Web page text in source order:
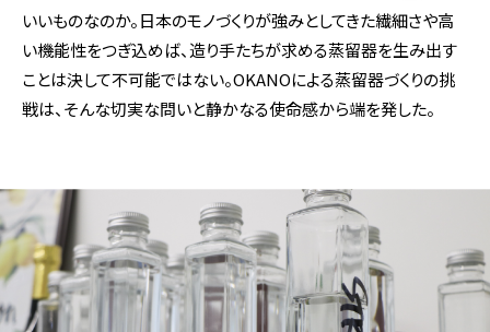
いいものなのか。日本のモノづくりが強みとしてきた繊細さや高
い機能性をつぎ込めば、造り手たちが求める蒸留器を生み出す
ことは決して不可能ではない。OKANOによる蒸留器づくりの挑
戦は、そんな切実な問いと静かなる使命感から端を発した。